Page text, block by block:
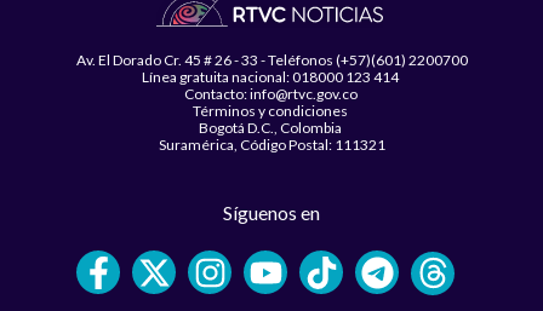
Av. El Dorado Cr. 45 # 26 - 33 - Teléfonos (+57)(601) 2200700
Línea gratuita nacional: 018000 123 414
Contacto: info@rtvc.gov.co
Términos y condiciones
Bogotá D.C., Colombia
Suramérica, Código Postal: 111321
Síguenos en